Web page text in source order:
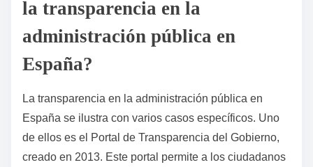
la transparencia en la
administración pública en
España?
La transparencia en la administración pública en
España se ilustra con varios casos específicos. Uno
de ellos es el Portal de Transparencia del Gobierno,
creado en 2013. Este portal permite a los ciudadanos